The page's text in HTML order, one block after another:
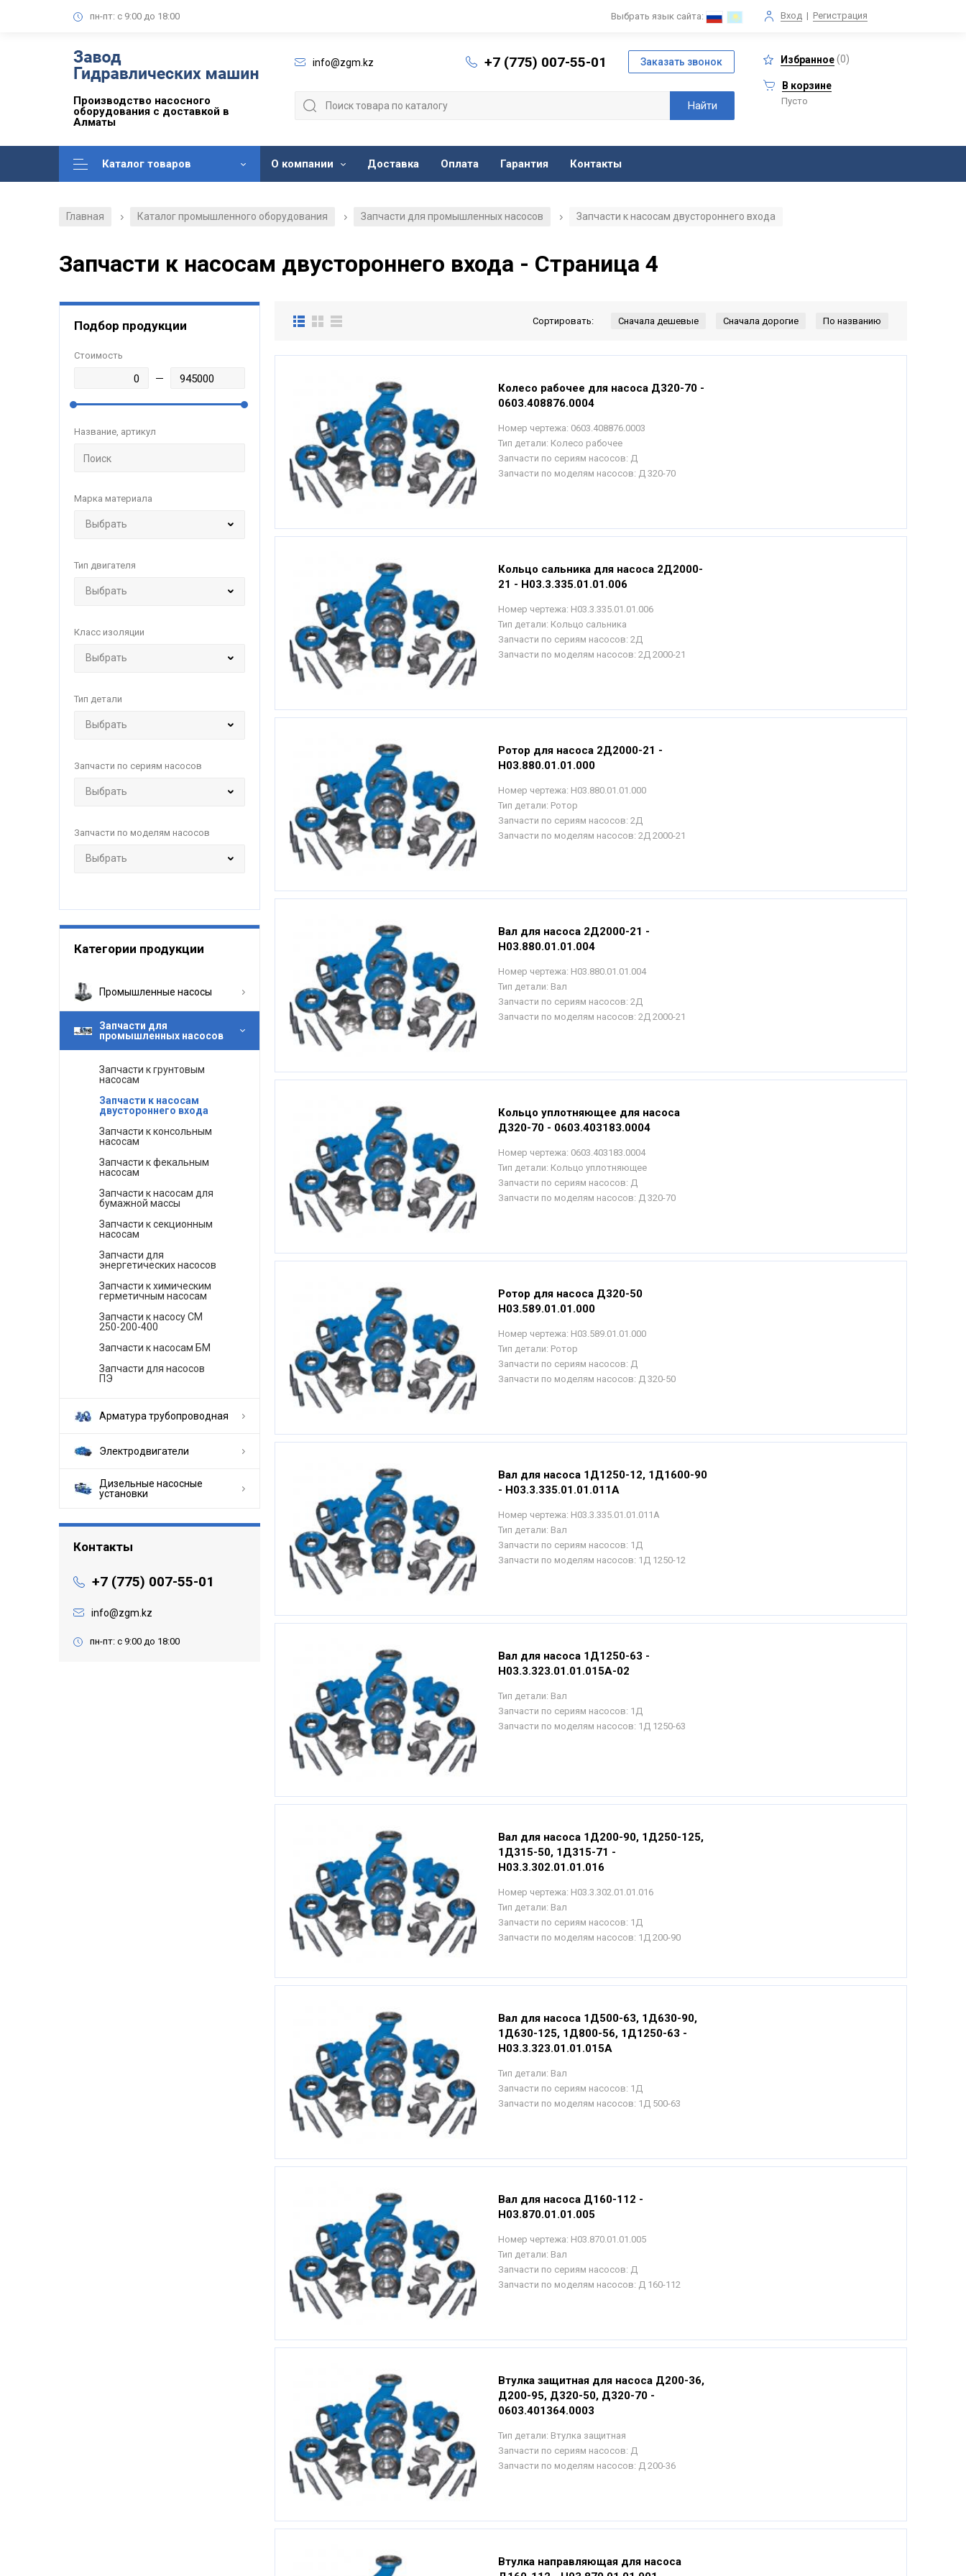
пн-пт: с 9:00 до 18:00 Вход | Регистрация
Выбрать язык сайта:
Производство насосного
оборудования с доставкой в
Алматы
info@zgm.kz +7 (775) 007-55-01 Избранное(0)
В корзине
Пусто
Каталог товаров О компании Доставка Оплата Гарантия Контакты
Главная / Каталог промышленного оборудования / Запчасти для промышленных насосов / Запчасти к насосам двустороннего входа
Запчасти к насосам двустороннего входа - Страница 4
Подбор продукции
Стоимость
Название, артикул
Марка материала
Тип двигателя
Класс изоляции
Тип детали
Запчасти по сериям насосов
Запчасти по моделям насосов
Категории продукции
Промышленные насосы
Запчасти для
промышленных насосов
Запчасти к грунтовым
насосам
Запчасти к насосам
двустороннего входа
Запчасти к консольным
насосам
Запчасти к фекальным
насосам
Запчасти к насосам для
бумажной массы
Запчасти к секционным
насосам
Запчасти для
энергетических насосов
Запчасти к химическим
герметичным насосам
Запчасти к насосу СМ
250-200-400
Запчасти к насосам БМ
Запчасти для насосов
ПЭ
Арматура трубопроводная
Электродвигатели
Дизельные насосные
установки
Контакты
+7 (775) 007-55-01
info@zgm.kz
пн-пт: с 9:00 до 18:00
Сортировать:
Колесо рабочее для насоса Д320-70 -
0603.408876.0004
Номер чертежа: 0603.408876.0003
Тип детали: Колесо рабочее
Запчасти по сериям насосов: Д
Запчасти по моделям насосов: Д 320-70
Кольцо сальника для насоса 2Д2000-
21 - Н03.3.335.01.01.006
Номер чертежа: Н03.3.335.01.01.006
Тип детали: Кольцо сальника
Запчасти по сериям насосов: 2Д
Запчасти по моделям насосов: 2Д 2000-21
Ротор для насоса 2Д2000-21 -
Н03.880.01.01.000
Номер чертежа: Н03.880.01.01.000
Тип детали: Ротор
Запчасти по сериям насосов: 2Д
Запчасти по моделям насосов: 2Д 2000-21
Вал для насоса 2Д2000-21 -
Н03.880.01.01.004
Номер чертежа: Н03.880.01.01.004
Тип детали: Вал
Запчасти по сериям насосов: 2Д
Запчасти по моделям насосов: 2Д 2000-21
Кольцо уплотняющее для насоса
Д320-70 - 0603.403183.0004
Номер чертежа: 0603.403183.0004
Тип детали: Кольцо уплотняющее
Запчасти по сериям насосов: Д
Запчасти по моделям насосов: Д 320-70
Ротор для насоса Д320-50
Н03.589.01.01.000
Номер чертежа: Н03.589.01.01.000
Тип детали: Ротор
Запчасти по сериям насосов: Д
Запчасти по моделям насосов: Д 320-50
Вал для насоса 1Д1250-12, 1Д1600-90
- Н03.3.335.01.01.011А
Номер чертежа: Н03.3.335.01.01.011А
Тип детали: Вал
Запчасти по сериям насосов: 1Д
Запчасти по моделям насосов: 1Д 1250-12
Вал для насоса 1Д1250-63 -
Н03.3.323.01.01.015А-02
Тип детали: Вал
Запчасти по сериям насосов: 1Д
Запчасти по моделям насосов: 1Д 1250-63
Вал для насоса 1Д200-90, 1Д250-125,
1Д315-50, 1Д315-71 -
Н03.3.302.01.01.016
Номер чертежа: Н03.3.302.01.01.016
Тип детали: Вал
Запчасти по сериям насосов: 1Д
Запчасти по моделям насосов: 1Д 200-90
Вал для насоса 1Д500-63, 1Д630-90,
1Д630-125, 1Д800-56, 1Д1250-63 -
Н03.3.323.01.01.015А
Тип детали: Вал
Запчасти по сериям насосов: 1Д
Запчасти по моделям насосов: 1Д 500-63
Вал для насоса Д160-112 -
Н03.870.01.01.005
Номер чертежа: Н03.870.01.01.005
Тип детали: Вал
Запчасти по сериям насосов: Д
Запчасти по моделям насосов: Д 160-112
Втулка защитная для насоса Д200-36,
Д200-95, Д320-50, Д320-70 -
0603.401364.0003
Тип детали: Втулка защитная
Запчасти по сериям насосов: Д
Запчасти по моделям насосов: Д 200-36
Втулка направляющая для насоса